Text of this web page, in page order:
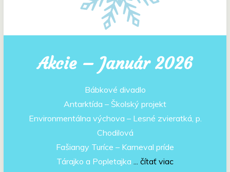
Akcie – Január 2026
Bábkové divadlo
Antarktída – Školský projekt
Environmentálna výchova – Lesné zvieratká, p.
Chodilová
Fašiangy Turíce – Karneval príde
Tárajko a Popletajka ... čítať viac